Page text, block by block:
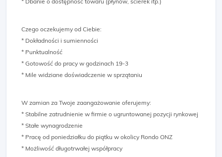
Czego oczekujemy od Ciebie:
* Dokładności i sumienności
* Punktualność
* Gotowość do pracy w godzinach 19-3
* Mile widziane doświadczenie w sprzątaniu
W zamian za Twoje zaangażowanie oferujemy:
* Stabilne zatrudnienie w firmie o ugruntowanej pozycji rynkowej
* Stałe wynagrodzenie
* Pracę od poniedziałku do piątku w okolicy Rondo ONZ
* Możliwość długotrwałej współpracy